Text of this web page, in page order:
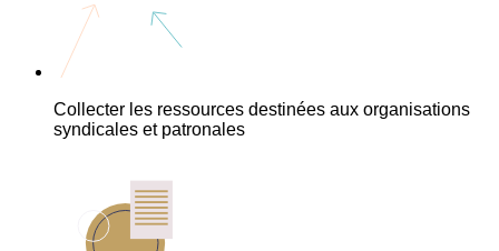
Collecter les ressources destinées aux organisations
syndicales et patronales